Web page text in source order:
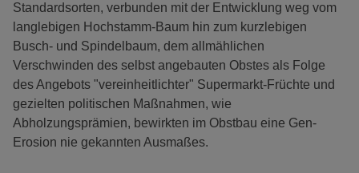
Standardsorten, verbunden mit der Entwicklung weg vom
langlebigen Hochstamm-Baum hin zum kurzlebigen
Busch- und Spindelbaum, dem allmählichen
Verschwinden des selbst angebauten Obstes als Folge
des Angebots "vereinheitlichter" Supermarkt-Früchte und
gezielten politischen Maßnahmen, wie
Abholzungsprämien, bewirkten im Obstbau eine Gen-
Erosion nie gekannten Ausmaßes.